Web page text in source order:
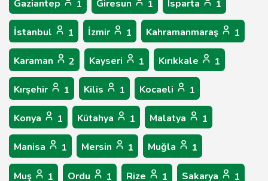
Gaziantep 1 Giresun 1 Isparta 1
İstanbul 1 İzmir 1 Kahramanmaraş 1
Karaman 2 Kayseri 1 Kırıkkale 1
Kırşehir 1 Kilis 1 Kocaeli 1
Konya 1 Kütahya 1 Malatya 1
Manisa 1 Mersin 1 Muğla 1
Muş 1 Ordu 1 Rize 1 Sakarya 1